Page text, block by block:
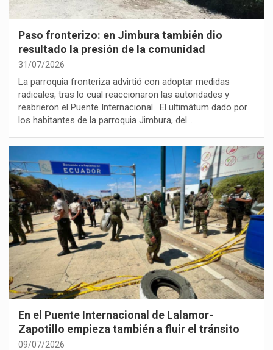
Paso fronterizo: en Jimbura también dio
resultado la presión de la comunidad
31/07/2026
La parroquia fronteriza advirtió con adoptar medidas
radicales, tras lo cual reaccionaron las autoridades y
reabrieron el Puente Internacional. El ultimátum dado por
los habitantes de la parroquia Jimbura, del…
En el Puente Internacional de Lalamor-
Zapotillo empieza también a fluir el tránsito
09/07/2026